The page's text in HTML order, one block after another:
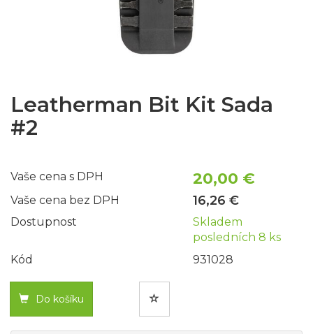
Leatherman Bit Kit Sada
#2
Vaše cena s DPH 20,00 €
Vaše cena bez DPH 16,26 €
Dostupnost
Skladem
posledních 8 ks
Kód
931028
Do košíku